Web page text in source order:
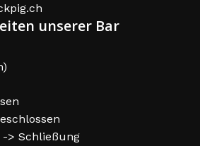
unserer Bar
-> Schließung